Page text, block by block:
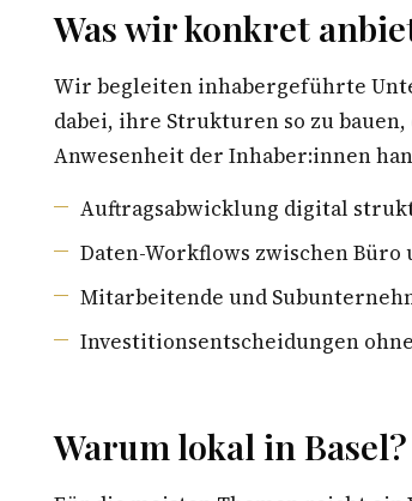
Was wir konkret
Wir begleiten inhabergeführte
dabei, ihre Strukturen so zu
Anwesenheit der Inhaber:innen
Auftragsabwicklung digital
Daten-Workflows zwischen Büro
Mitarbeitende und
Investitionsentscheidungen
Warum lokal in Basel?